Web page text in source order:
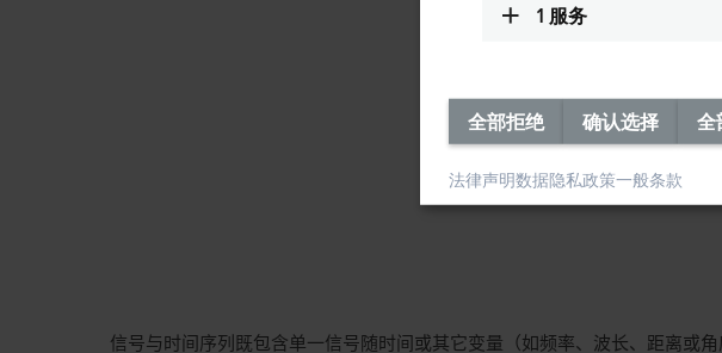
信号与时间序列既包含单一信号随时间或其它变量（如频率、波长、距离或
1 服务
全部拒绝 确认选择 全
法律声明数据隐私政策一般条款